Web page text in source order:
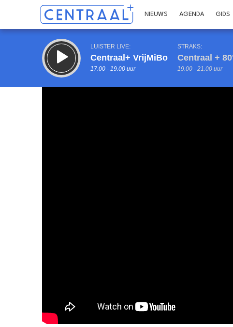
NIEUWS AGENDA GIDS
LUISTER LIVE:
Centraal+ VrijMiBo
17.00 - 19.00 uur
STRAKS:
Centraal +
19.00 - 21.00 uur